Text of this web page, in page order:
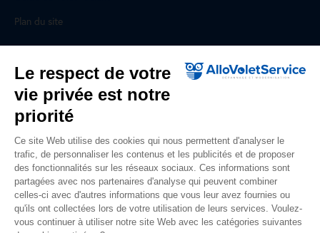
Plan du site
Pour les professionnels
Professionnels, des prestations ad hoc
Rejoignez un réseau national, nous recrutons !
Liens utiles
Mentions légales
Données personnelles
Le respect de votre
vie privée est notre
priorité
Ce site Web utilise des cookies qui nous permettent d'analyser le
trafic, de personnaliser les contenus et les publicités et de proposer
des fonctionnalités sur les réseaux sociaux. Ces informations sont
partagées avec nos partenaires d'analyse qui peuvent combiner
celles-ci avec d'autres informations que vous leur avez fournies ou
qu'ils ont collectées lors de votre utilisation de leurs services. Voulez-
vous continuer à utiliser notre site Web avec les catégories suivantes